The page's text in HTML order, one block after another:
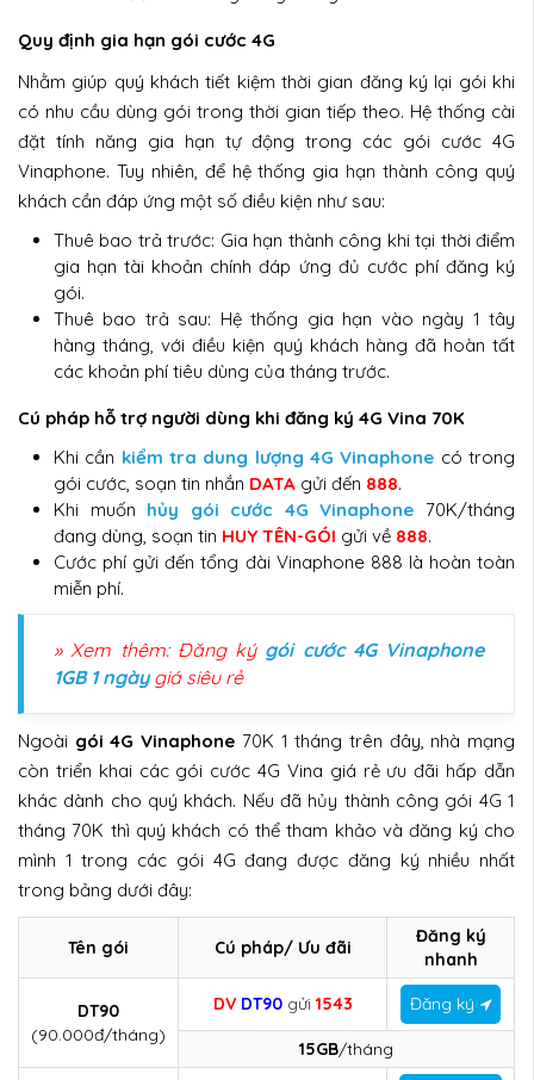
Quy định gia hạn gói cước 4G
Nhằm giúp quý khách tiết kiệm thời gian đăng ký lại gói khi
có nhu cầu dùng gói trong thời gian tiếp theo. Hệ thống cài
đặt tính năng gia hạn tự động trong các gói cước 4G
Vinaphone. Tuy nhiên, để hệ thống gia hạn thành công quý
khách cần đáp ứng một số điều kiện như sau:
Thuê bao trả trước: Gia hạn thành công khi tại thời điểm
gia hạn tài khoản chính đáp ứng đủ cước phí đăng ký
gói.
Thuê bao trả sau: Hệ thống gia hạn vào ngày 1 tây
hàng tháng, với điều kiện quý khách hàng đã hoàn tất
các khoản phí tiêu dùng của tháng trước.
Cú pháp hỗ trợ người dùng khi đăng ký 4G Vina 70K
Khi cần kiểm tra dung lượng 4G Vinaphone có trong
gói cước, soạn tin nhắn DATA gửi đến 888.
Khi muốn hủy gói cước 4G Vinaphone 70K/tháng
đang dùng, soạn tin HUY TÊN-GÓI gửi về 888.
Cước phí gửi đến tổng đài Vinaphone 888 là hoàn toàn
miễn phí.
» Xem thêm: Đăng ký gói cước 4G Vinaphone
1GB 1 ngàygiá siêu rẻ
Ngoài gói 4G Vinaphone 70K 1 tháng trên đây, nhà mạng
còn triển khai các gói cước 4G Vina giá rẻ ưu đãi hấp dẫn
khác dành cho quý khách. Nếu đã hủy thành công gói 4G 1
tháng 70K thì quý khách có thể tham khảo và đăng ký cho
mình 1 trong các gói 4G đang được đăng ký nhiều nhất
trong bảng dưới đây:
Tên gói Cú pháp/ Ưu đãi
Đăng ký
nhanh
DT90
(90.000đ/tháng)
DV DT90 gửi 1543 Đăng ký
15GB/tháng